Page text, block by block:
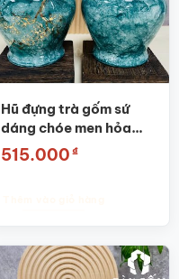
Hũ đựng trà gốm sứ
dáng chóe men hỏa
biến thiên xanh dương
họa tiết nhánh đào
515.000 ₫